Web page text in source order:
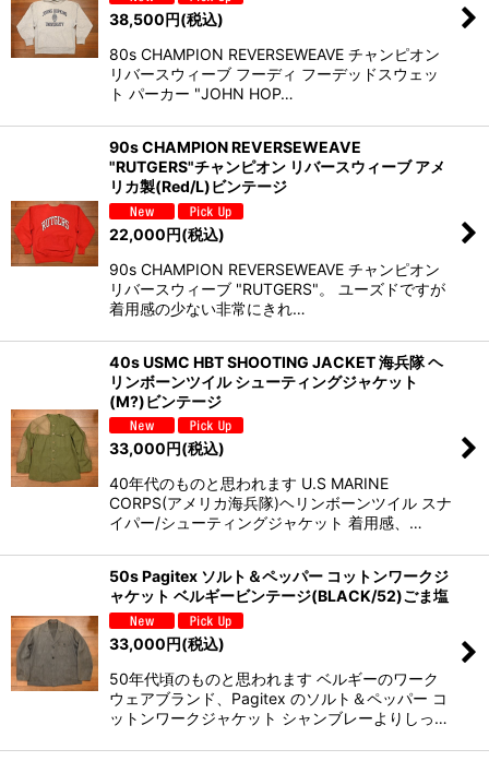
38,500円(税込)
80s CHAMPION REVERSEWEAVE チャンピオン
リバースウィーブ フーディ フーデッドスウェッ
ト パーカー "JOHN HOP…
90s CHAMPION REVERSEWEAVE
"RUTGERS"チャンピオン リバースウィーブ アメ
リカ製(Red/L)ビンテージ
22,000円(税込)
90s CHAMPION REVERSEWEAVE チャンピオン
リバースウィーブ "RUTGERS"。 ユーズドですが
着用感の少ない非常にきれ…
40s USMC HBT SHOOTING JACKET 海兵隊 ヘ
リンボーンツイル シューティングジャケット
(M?)ビンテージ
33,000円(税込)
40年代のものと思われます U.S MARINE
CORPS(アメリカ海兵隊)ヘリンボーンツイル スナ
イパー/シューティングジャケット 着用感、…
50s Pagitex ソルト＆ペッパー コットンワークジ
ャケット ベルギービンテージ(BLACK/52)ごま塩
33,000円(税込)
50年代頃のものと思われます ベルギーのワーク
ウェアブランド、Pagitex のソルト＆ペッパー コ
ットンワークジャケット シャンブレーよりしっ…